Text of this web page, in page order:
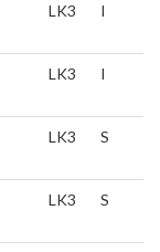
LK3 I
LK3 I
LK3 S
LK3 S